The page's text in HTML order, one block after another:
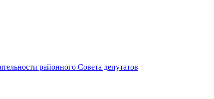
районного Совета депутатов